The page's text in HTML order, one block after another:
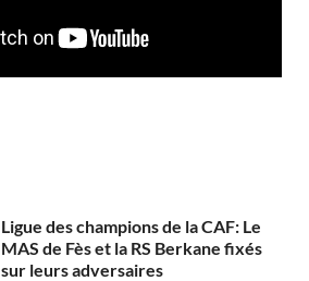
Ligue des champions de la CAF: Le
MAS de Fès et la RS Berkane fixés
sur leurs adversaires